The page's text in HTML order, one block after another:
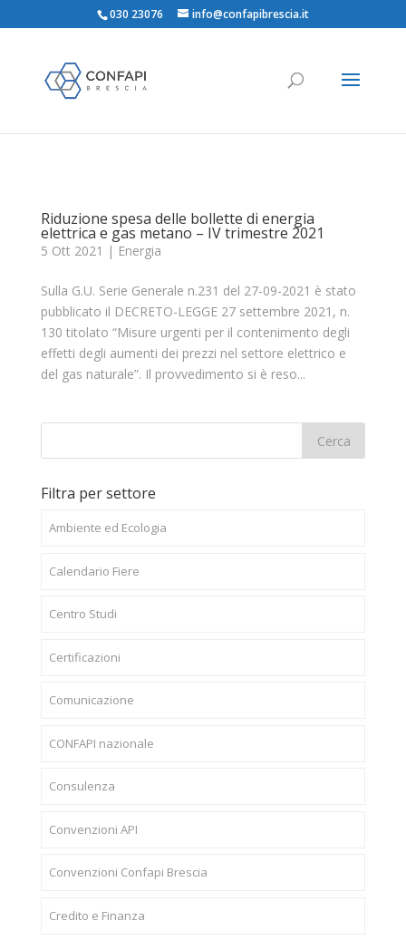
030 23076 info@confapibrescia.it
Riduzione spesa delle bollette di energia
elettrica e gas metano – IV trimestre 2021
5 Ott 2021 | Energia
Sulla G.U. Serie Generale n.231 del 27-09-2021 è stato
pubblicato il DECRETO-LEGGE 27 settembre 2021, n.
130 titolato “Misure urgenti per il contenimento degli
effetti degli aumenti dei prezzi nel settore elettrico e
del gas naturale”. Il provvedimento si è reso...
Filtra per settore
Ambiente ed Ecologia
Calendario Fiere
Centro Studi
Certificazioni
Comunicazione
CONFAPI nazionale
Consulenza
Convenzioni API
Convenzioni Confapi Brescia
Credito e Finanza